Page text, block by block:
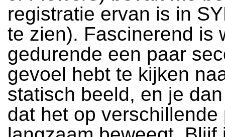
registratie ervan is in
te zien). Fascinerend is
gedurende een paar
gevoel hebt te kijken
statisch beeld, en je
dat het op verschillende